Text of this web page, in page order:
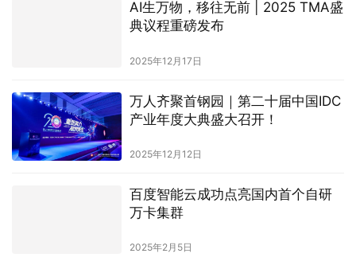
AI生万物，移往无前 | 2025 TMA盛
典议程重磅发布
2025年12月17日
万人齐聚首钢园｜第二十届中国IDC
产业年度大典盛大召开！
2025年12月12日
百度智能云成功点亮国内首个自研
万卡集群
2025年2月5日